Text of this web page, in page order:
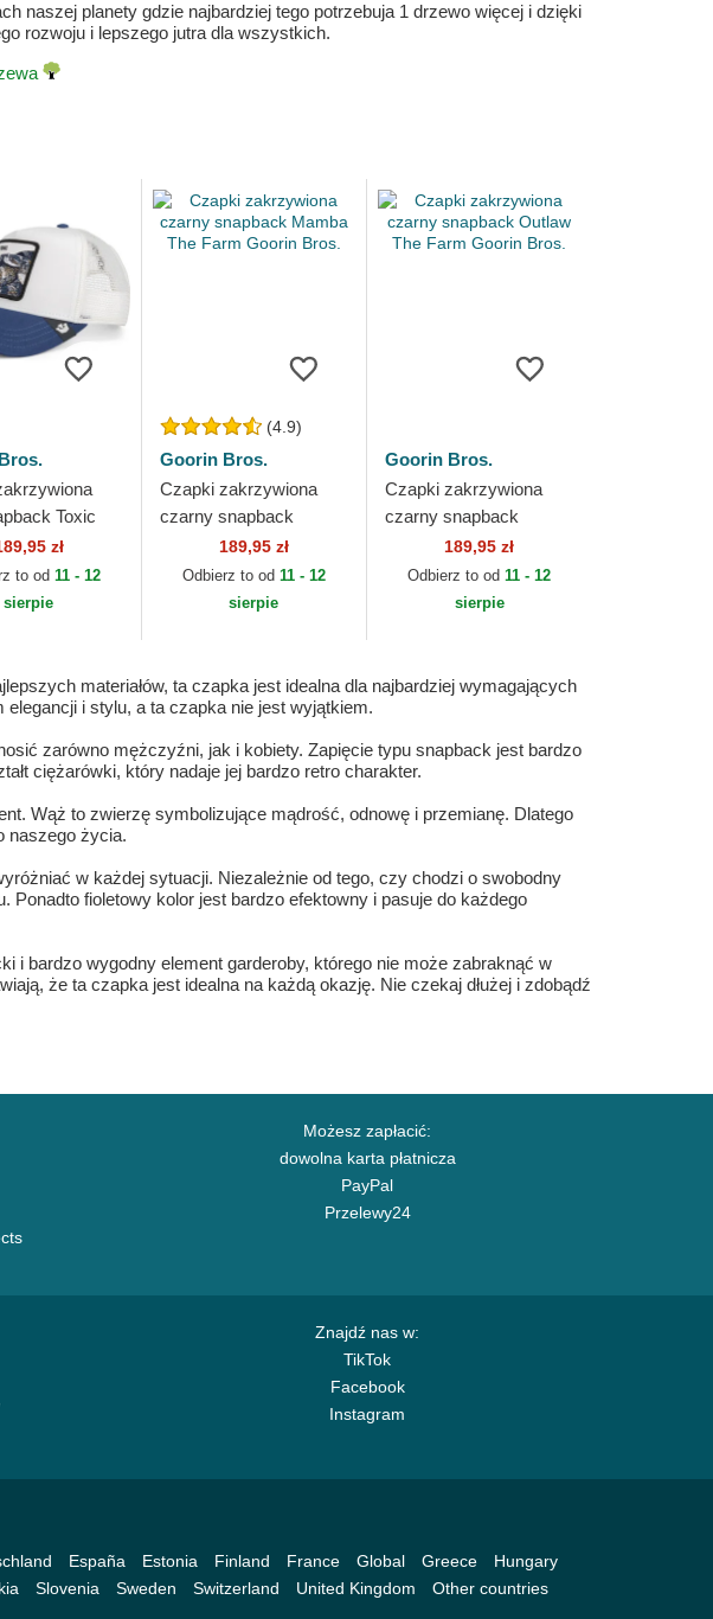
naszej planety gdzie najbardziej tego potrzebuja 1 drzewo więcej i dzięki
rozwoju i lepszego jutra dla wszystkich.
Toxic
Farm Goorin
zł
to od 11 - 12
sierpie
(4.9)
Goorin Bros.
Czapki zakrzywiona
czarny snapback
Mamba The Farm
Goorin Bros.
189,95 zł
Odbierz to od 11 - 12
sierpie
Goorin Bros.
Czapki zakrzywiona
czarny snapback
Outlaw The Farm
Goorin Bros.
189,95 zł
Odbierz to od11 - 12
sierpie
materiałów, ta czapka jest idealna dla najbardziej wymagających
i stylu, a ta czapka nie jest wyjątkiem.
zarówno mężczyźni, jak i kobiety. Zapięcie typu snapback jest bardzo
ciężarówki, który nadaje jej bardzo retro charakter.
Wąż to zwierzę symbolizujące mądrość, odnowę i przemianę. Dlatego
naszego życia.
w każdej sytuacji. Niezależnie od tego, czy chodzi o swobodny
Ponadto fioletowy kolor jest bardzo efektowny i pasuje do każdego
i bardzo wygodny element garderoby, którego nie może zabraknąć w
że ta czapka jest idealna na każdą okazję. Nie czekaj dłużej i zdobądź
Możesz zapłacić:
dowolna karta płatnicza
PayPal
Przelewy24
Znajdź nas w:
TikTok
Facebook
Instagram
España Estonia Finland France Global Greece
Hungary
Slovenia Sweden Switzerland United Kingdom Other countries